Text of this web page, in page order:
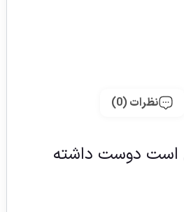
نظرات (0)
دوست داشته